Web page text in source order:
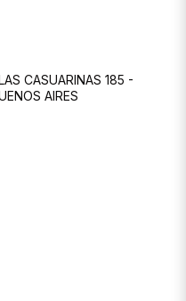
CASUARINAS 185 -
AIRES